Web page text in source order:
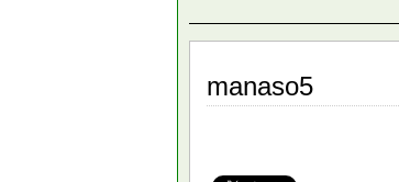
manaso5